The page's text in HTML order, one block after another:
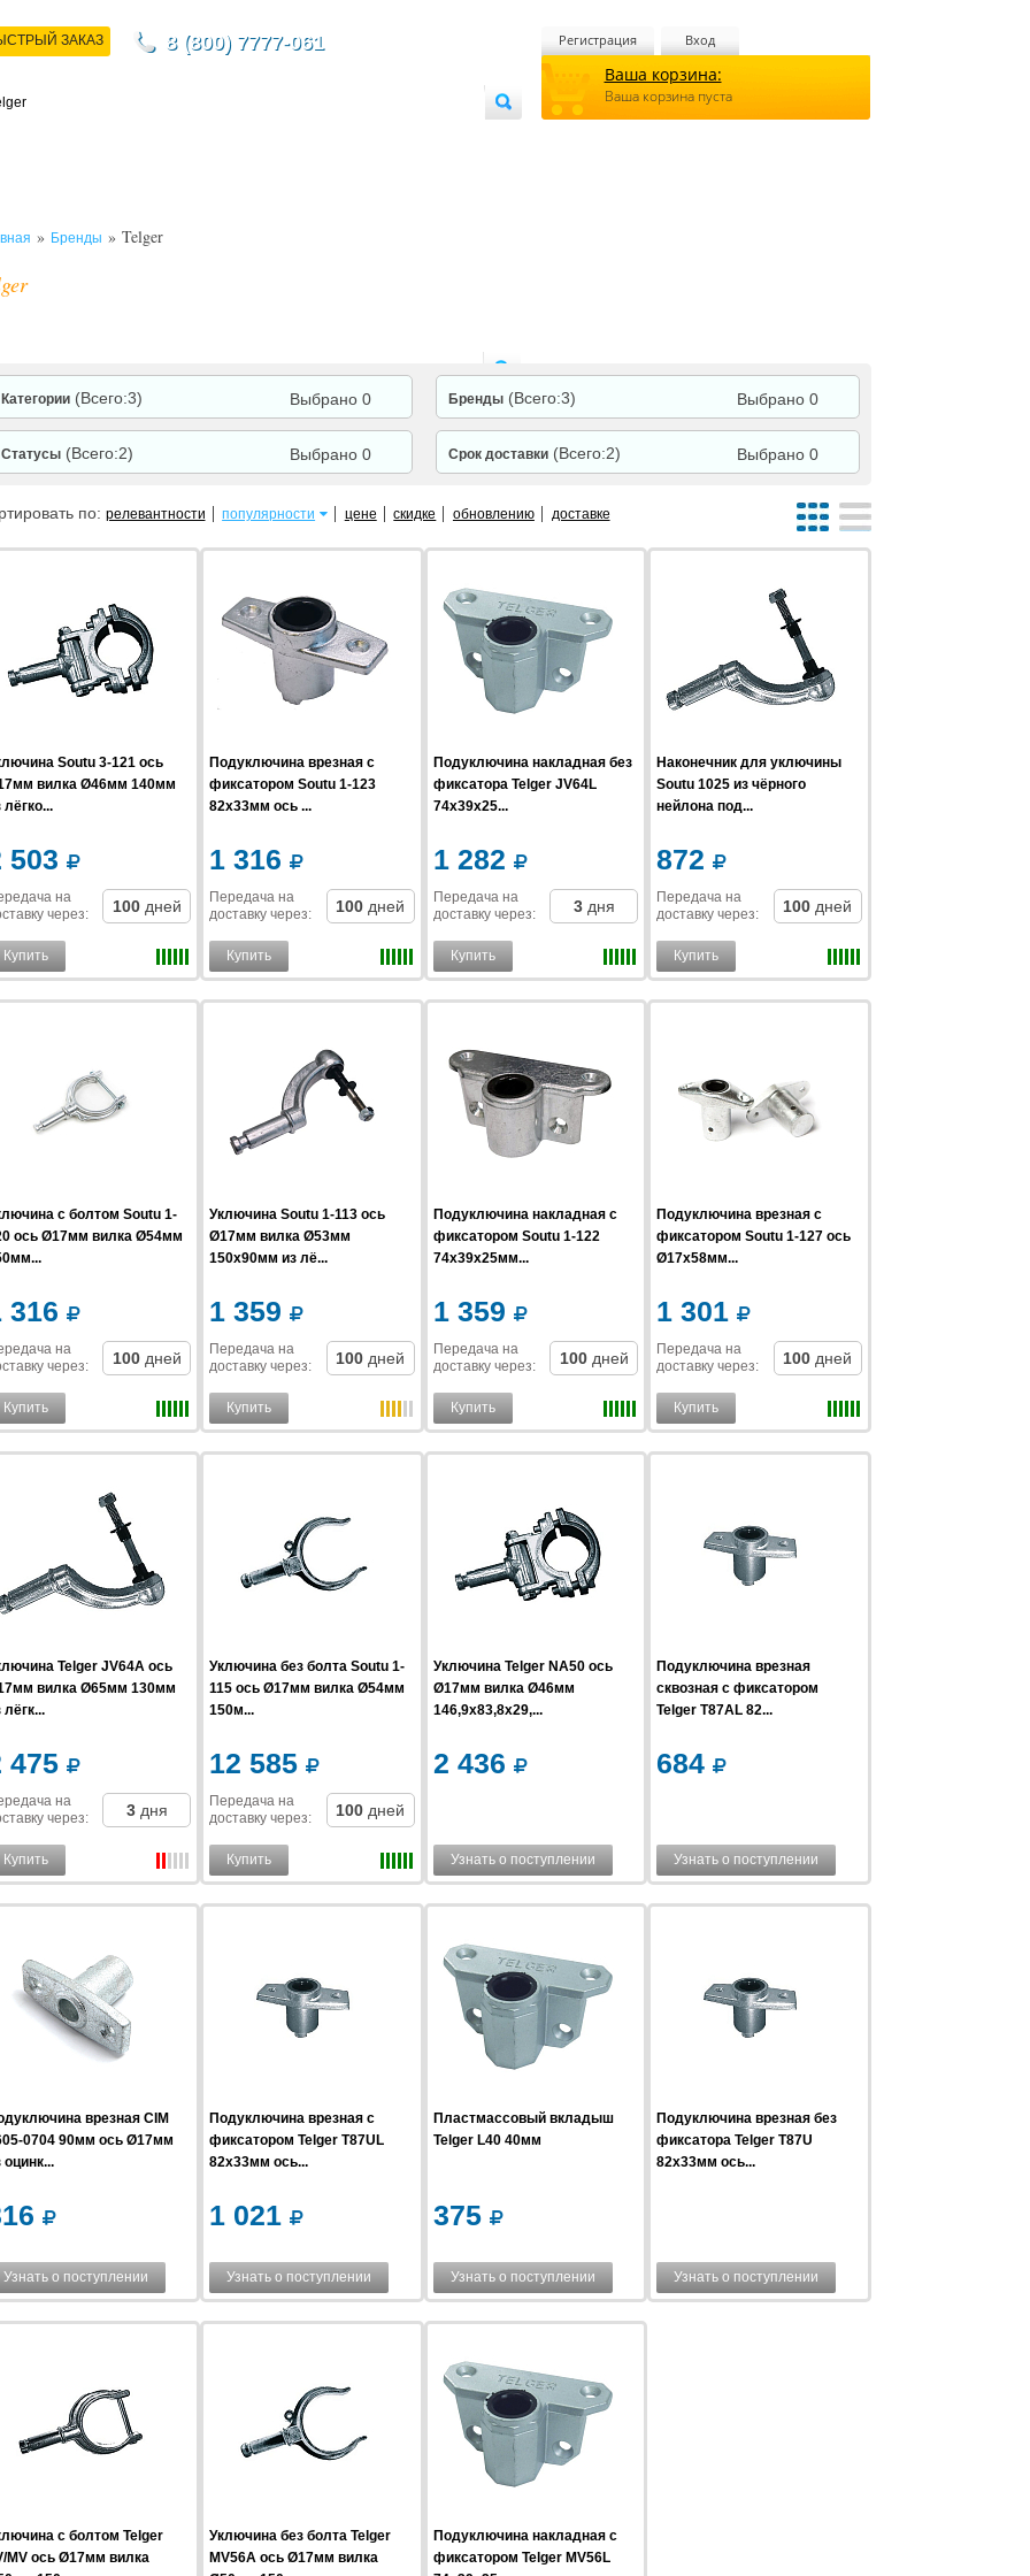
Регистрация Вход
Ваша корзина:
Ваша корзина пуста
ЗАКАЗ 8 (800) 7777-061
» Бренды » Telger
Категории (Всего:3) Выбрано 0 Бренды (Всего:3) Выбрано 0
Статусы (Всего:2) Выбрано 0 Срок доставки (Всего:2) Выбрано 0
по: релевантности популярности цене скидке обновлению доставке
Soutu 3-121 ось
вилка Ø46мм 140мм
лёгко...
503
на
через: 100 дней
Купить
Подуключина врезная с
фиксатором Soutu 1-123
82x33мм ось ...
1 316
Передача на
доставку через: 100 дней
Купить
Подуключина накладная без
фиксатора Telger JV64L
74x39x25...
1 282
Передача на
доставкучерез: 3 дня
Купить
Наконечник для уключины
Soutu 1025 из чёрного
нейлона под...
872
Передача на
доставку через: 100 дней
Купить
с болтом Soutu 1-
ось Ø17мм вилка Ø54мм
316
на
через: 100 дней
Купить
Уключина Soutu 1-113 ось
Ø17мм вилка Ø53мм
150x90мм из лё...
1 359
Передача на
доставку через: 100 дней
Купить
Подуключина накладная с
фиксатором Soutu 1-122
74x39x25мм...
1 359
Передача на
доставкучерез: 100 дней
Купить
Подуключина врезная с
фиксатором Soutu 1-127 ось
Ø17x58мм...
1 301
Передача на
доставку через: 100 дней
Купить
Telger JV64A ось
вилка Ø65мм 130мм
лёгк...
475
на
через: 3 дня
Купить
Уключина без болта Soutu 1-
115 ось Ø17мм вилка Ø54мм
150м...
12 585
Передача на
доставку через: 100 дней
Купить
Уключина Telger NA50 ось
Ø17мм вилка Ø46мм
146,9x83,8x29,...
2 436
Узнать о поступлении
Подуключина врезная
сквозная с фиксатором
Telger T87AL 82...
684
Узнать о поступлении
врезная CIM
0704 90мм ось Ø17мм
оцинк...
Узнать о поступлении
Подуключина врезная с
фиксатором Telger T87UL
82x33мм ось...
1 021
Узнать о поступлении
Пластмассовый вкладыш
Telger L40 40мм
375
Узнать о поступлении
Подуключина врезная без
фиксатора Telger T87U
82x33мм ось...
Узнать о поступлении
с болтом Telger
MV ось Ø17мм вилка
Уключина без болта Telger
MV56A ось Ø17мм вилка
Подуключина накладная с
фиксатором Telger MV56L